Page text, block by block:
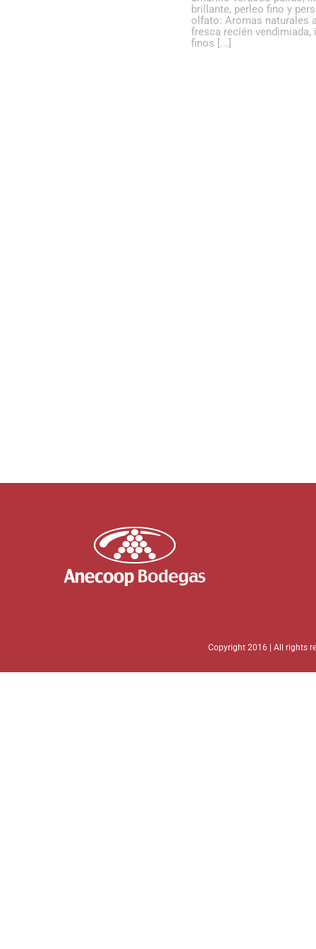
brillante, perleo fino y
olfato: Aromas naturales
fresca recién vendimiada,
finos [...]
Copyright 2016 | All rights